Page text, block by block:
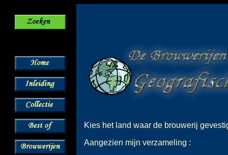
Kies het land waar de brouwerij
Aangezien mijn verzameling :